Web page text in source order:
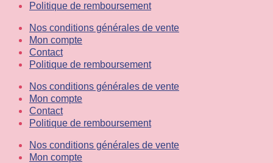
Politique de remboursement
Nos conditions générales de vente
Mon compte
Contact
Politique de remboursement
Nos conditions générales de vente
Mon compte
Contact
Politique de remboursement
Nos conditions générales de vente
Mon compte